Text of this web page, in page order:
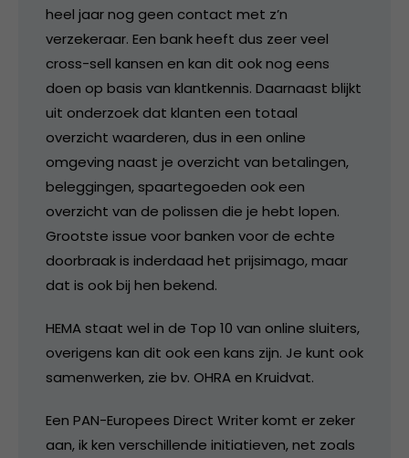
heel jaar nog geen contact met z’n
verzekeraar. Een bank heeft dus zeer veel
cross-sell kansen en kan dit ook nog eens
doen op basis van klantkennis. Daarnaast blijkt
uit onderzoek dat klanten een totaal
overzicht waarderen, dus in een online
omgeving naast je overzicht van betalingen,
beleggingen, spaartegoeden ook een
overzicht van de polissen die je hebt lopen.
Grootste issue voor banken voor de echte
doorbraak is inderdaad het prijsimago, maar
dat is ook bij hen bekend.
HEMA staat wel in de Top 10 van online sluiters,
overigens kan dit ook een kans zijn. Je kunt ook
samenwerken, zie bv. OHRA en Kruidvat.
Een PAN-Europees Direct Writer komt er zeker
aan, ik ken verschillende initiatieven, net zoals